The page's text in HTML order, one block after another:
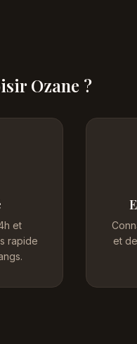
Ozane ?
et
rapide
et